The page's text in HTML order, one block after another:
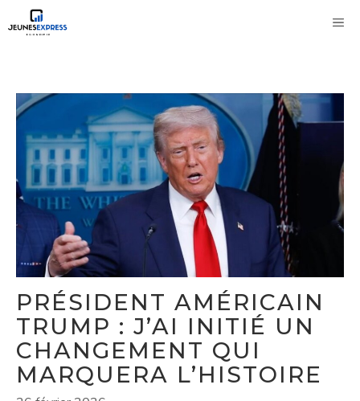
au
PRÉSIDENT AMÉRICAIN
TRUMP : J’AI INITIÉ UN
CHANGEMENT QUI
MARQUERA L’HISTOIRE